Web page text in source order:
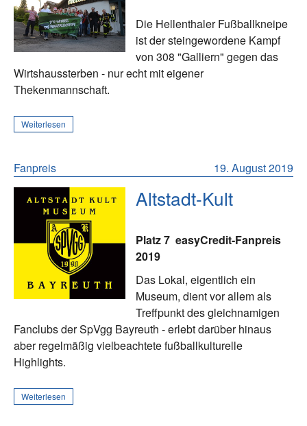
Die Hellenthaler Fußballkneipe
ist der steingewordene Kampf
von 308 "Galliern" gegen das
Wirtshaussterben - nur echt mit eigener
Thekenmannschaft.
Weiterlesen
19. August 2019
Fanpreis
Altstadt-Kult
Platz 7 easyCredit-Fanpreis
2019
Das Lokal, eigentlich ein
Museum, dient vor allem als
Treffpunkt des gleichnamigen
Fanclubs der SpVgg Bayreuth - erlebt darüber hinaus
aber regelmäßig vielbeachtete fußballkulturelle
Highlights.
Weiterlesen